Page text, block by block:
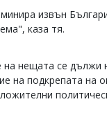
извън
каза тя.
нещата се дължи
на подкрепата на